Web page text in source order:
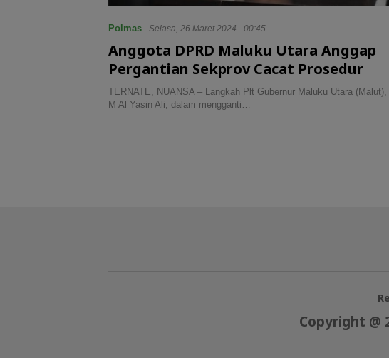
Polmas Selasa, 26 Maret 2024 - 00:45
Anggota DPRD Maluku Utara Anggap
Pergantian Sekprov Cacat Prosedur
TERNATE, NUANSA – Langkah Plt Gubernur Maluku Utara (Malut),
M Al Yasin Ali, dalam mengganti…
Copyright @